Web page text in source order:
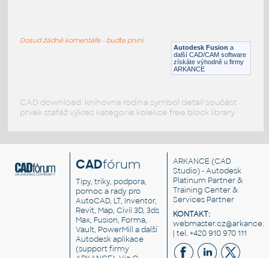
Autodesk Fusion a
další CAD/CAM software
získáte výhodně u firmy
ARKANCE
Dosud žádné komentáře - buďte první
CAD download: knihovna rodina symbol detail součást
prvek stafáž výkres kategorie kolekce free block library
CADfórum
Tipy, triky, podpora,
pomoc a rady pro
AutoCAD, LT, Inventor,
Revit, Map, Civil 3D, 3ds
Max, Fusion, Forma,
Vault, PowerMill a další
Autodesk aplikace
(support firmy
ARKANCE (CAD
Studio) - Autodesk
Platinum Partner &
Training Center &
Services Partner
KONTAKT:
| tel. +420 910 970 111